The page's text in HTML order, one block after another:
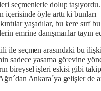
seçmenlerle dolup
içerisinde öyle arttı ki bunları
yaşadılar, bu kere sırf
emrine danışmanlar tayın
ile seçmen arasındaki bu
sadece yasama görevine
bireysel işleri eskisi gibi takip
Ankara´ya gelişler de